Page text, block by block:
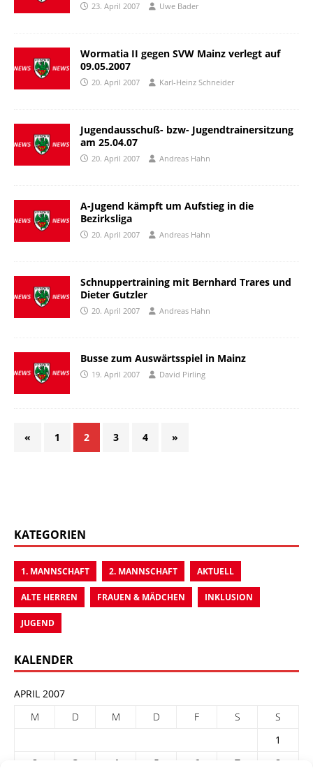
23. April 2007 Uwe Bader
Wormatia II gegen SVW Mainz verlegt auf
09.05.2007
20. April 2007 Karl-Heinz Schneider
Jugendausschuß- bzw- Jugendtrainersitzung
am 25.04.07
20. April 2007 Andreas Hahn
A-Jugend kämpft um Aufstieg in die
Bezirksliga
20. April 2007 Andreas Hahn
Schnuppertraining mit Bernhard Trares und
Dieter Gutzler
20. April 2007 Andreas Hahn
Busse zum Auswärtsspiel in Mainz
19. April 2007 David Pirling
« 1 2 3 4 »
KATEGORIEN
1. MANNSCHAFT 2. MANNSCHAFT AKTUELL
ALTE HERREN FRAUEN & MÄDCHEN INKLUSION
JUGEND
KALENDER
APRIL 2007
M
D M D F S
S
1
2
3 4 5 6 7 8